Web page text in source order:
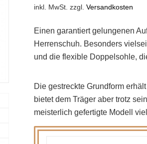
inkl. MwSt. zzgl.Versandkosten
Einen garantiert gelungenen
Herrenschuh. Besonders
und die flexible Doppelsohle,
Die gestreckte Grundform
bietet dem Träger aber trotz
meisterlich gefertigte Modell